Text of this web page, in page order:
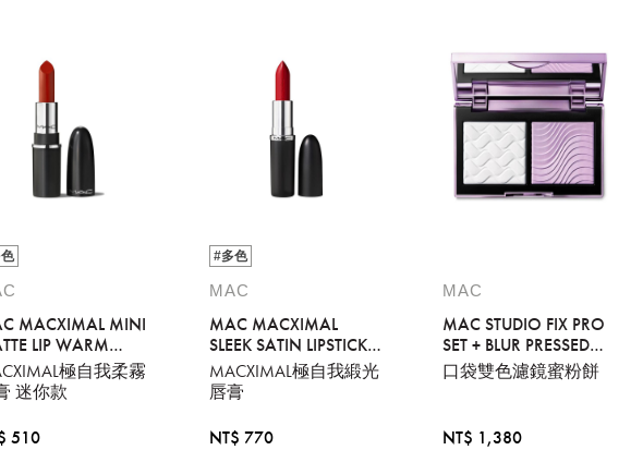
MACXIMAL MINI
LIP WARM
極自我柔霧
迷你款
510
#多色
MAC
MAC MACXIMAL
SLEEK SATIN LIPSTICK
CENTRE OF
ATTENTION 3.5G
MACXIMAL極自我緞光
唇膏
NT$ 770
MAC
MAC STUDIO FIX PRO
SET + BLUR PRESSED
POWDER DUO
口袋雙色濾鏡蜜粉餅
NT$ 1,380